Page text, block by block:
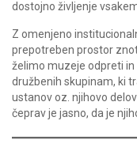
dostojno življenje
Z omenjeno
prepotreben prostor
želimo muzeje odpreti
družbenih skupinam, ki
ustanov oz. njihovo
čeprav je jasno, da je